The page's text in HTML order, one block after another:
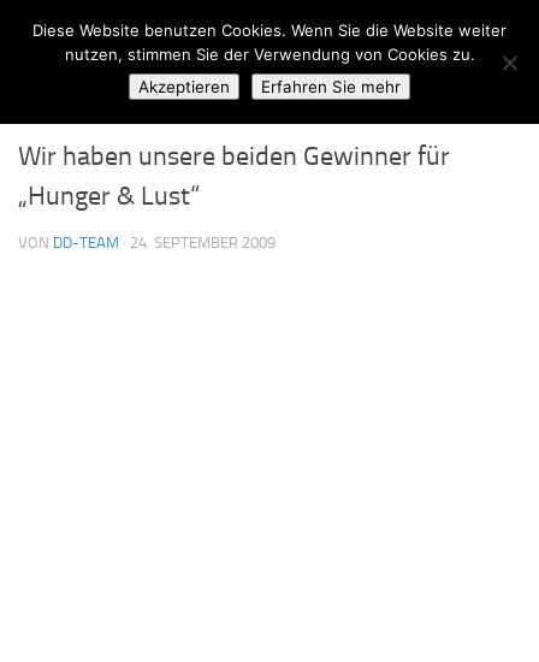
Zum Inhalt springen
Wir haben unsere beiden Gewinner für
„Hunger & Lust“
VON DD-TEAM · 24. SEPTEMBER 2009
Diese Website benutzen Cookies. Wenn Sie die Website weiter
nutzen, stimmen Sie der Verwendung von Cookies zu.
Akzeptieren
Erfahren Sie mehr